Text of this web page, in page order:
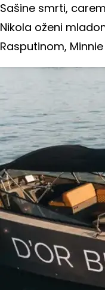
Sašine smrti,
Nikola oženi
Rasputinom,